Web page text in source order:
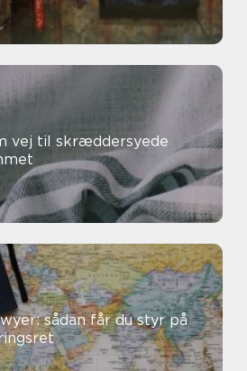
vej til skræddersyede
sådan får du styr på